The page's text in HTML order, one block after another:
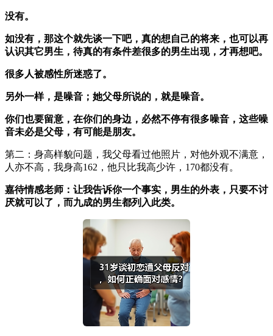
没有。
如没有，那这个就先谈一下吧，真的想自己的将来，也可以再
认识其它男生，待真的有条件差很多的男生出现，才再想吧。
很多人被感性所迷惑了。
另外一样，是噪音；她父母所说的，就是噪音。
你们也要留意，在你们的身边，必然不停有很多噪音，这些噪
音未必是父母，有可能是朋友。
第二：身高样貌问题，我父母看过他照片，对他外观不满意，
人亦不高，我身高162，他只比我高少许，170都没有。
嘉待情感老师：让我告诉你一个事实，男生的外表，只要不讨
厌就可以了，而九成的男生都列入此类。